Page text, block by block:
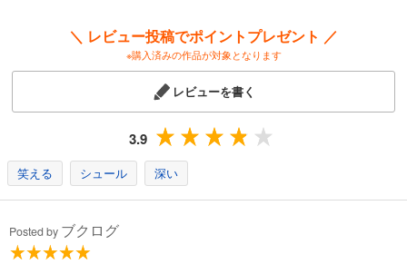
＼ レビュー投稿でポイントプレゼント ／
※購入済みの作品が対象となります
レビューを書く
3.9
笑える シュール 深い
Posted by ブクログ